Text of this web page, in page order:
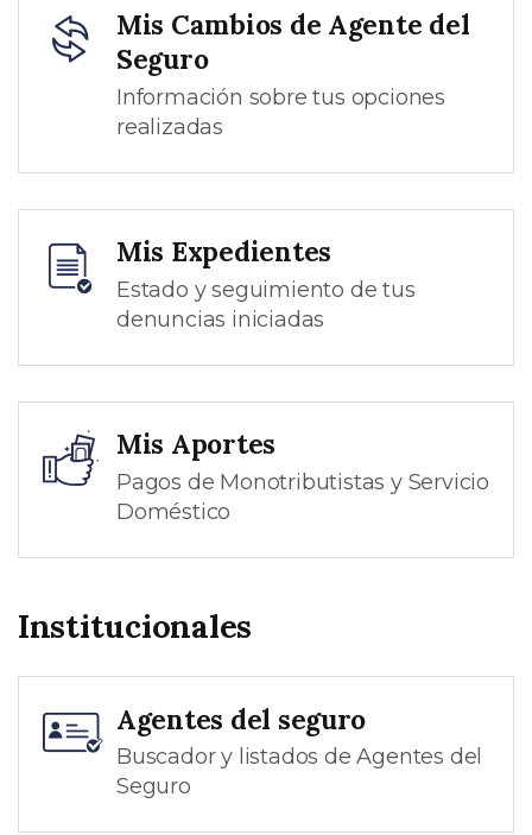
Mis Cambios de Agente del
Seguro
Información sobre tus opciones
realizadas
Mis Expedientes
Estado y seguimiento de tus
denuncias iniciadas
Mis Aportes
Pagos de Monotributistas y Servicio
Doméstico
Institucionales
Agentes del seguro
Buscador y listados de Agentes del
Seguro